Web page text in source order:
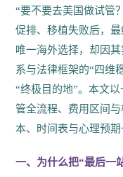
“要不要去美国做试
促排、移植失败后，
唯一海外选择，却因
系与法律框架的“四维
“终极目的地”。本文
管全流程、费用区间
本、时间表与心理预期
一、为什么把“最后一